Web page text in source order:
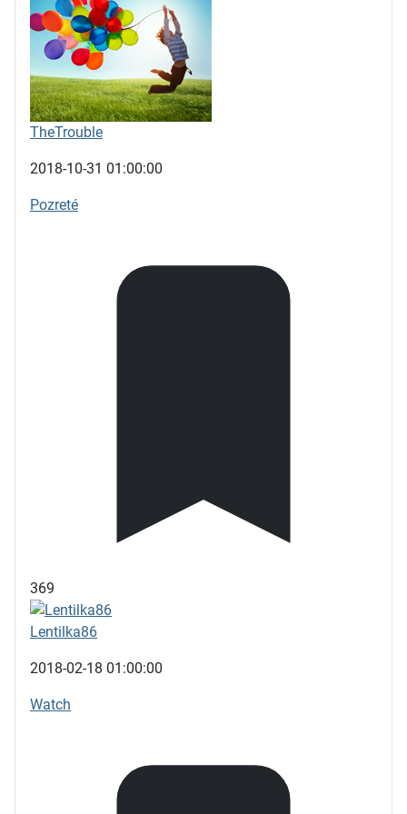
TheTrouble
2018-10-31 01:00:00
Pozreté
369
Lentilka86
2018-02-18 01:00:00
Watch